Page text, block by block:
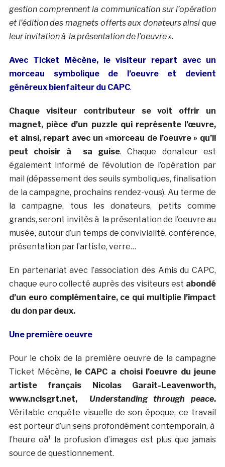
gestion comprennent la communication sur l’opération
et l’édition des magnets offerts aux donateurs ainsi que
leur invitation à la présentation de l’oeuvre ».
Avec Ticket Mécène, le visiteur repart avec un
morceau symbolique de l’oeuvre et devient
généreux bienfaiteur du CAPC.
Chaque visiteur contributeur se voit offrir un
magnet, pièce d’un puzzle qui représente l’œuvre,
et ainsi, repart avec un «morceau de l’oeuvre » qu’il
peut choisir à sa guise. Chaque donateur est
également informé de l’évolution de l’opération par
mail (dépassement des seuils symboliques, finalisation
de la campagne, prochains rendez-vous). Au terme de
la campagne, tous les donateurs, petits comme
grands, seront invités à la présentation de l’oeuvre au
musée, autour d’un temps de convivialité, conférence,
présentation par l’artiste, verre…
En partenariat avec l’association des Amis du CAPC,
chaque euro collecté auprès des visiteurs est abondé
d’un euro complémentaire, ce qui multiplie l’impact
du don par deux.
Une première oeuvre
Pour le choix de la première oeuvre de la campagne
Ticket Mécène,
le CAPC a choisi l’oeuvre du jeune
artiste français Nicolas Garait-Leavenworth,
www.nclsgrt.net, Understanding through peace.
Véritable enquête visuelle de son époque, ce travail
est porteur d’un sens profondément contemporain, à
l’heure oà¹ la profusion d’images est plus que jamais
source de questionnement.